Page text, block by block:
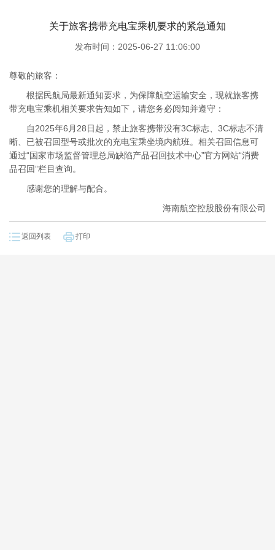
关于旅客携带充电宝乘机要求的紧急通知
发布时间：2025-06-27 11:06:00
尊敬的旅客：
根据民航局最新通知要求，为保障航空运输安全，现就旅客携
带充电宝乘机相关要求告知如下，请您务必阅知并遵守：
自2025年6月28日起，禁止旅客携带没有3C标志、3C标志不清
晰、已被召回型号或批次的充电宝乘坐境内航班。相关召回信息可
通过“国家市场监督管理总局缺陷产品召回技术中心”官方网站“消费
品召回”栏目查询。
感谢您的理解与配合。
海南航空控股股份有限公司
返回列表 打印